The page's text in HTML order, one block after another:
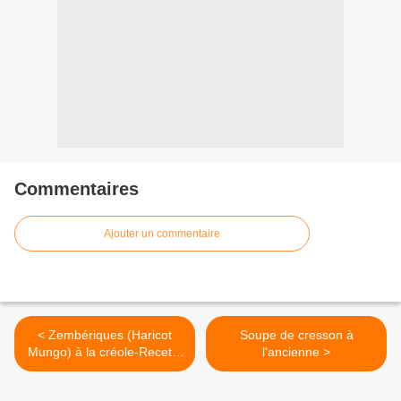
Commentaires
Ajouter un commentaire
< Zembériques (Haricot
Mungo) à la créole-Recette
grain Réunion
Soupe de cresson à
l'ancienne >